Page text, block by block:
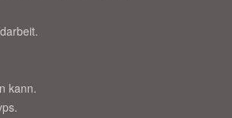
kann.